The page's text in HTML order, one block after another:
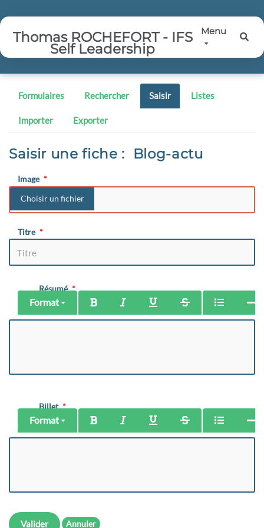
Thomas ROCHEFORT - IFS
Self Leadership
Menu
Formulaires Rechercher Saisir Listes
Importer Exporter
Saisir une fiche : Blog-actu
Image
Titre
Résumé
Format
Billet
Format
Valider Annuler